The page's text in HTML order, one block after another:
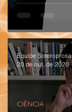
CIÊNCIA
Equipe Soteroprosa
20 de out. de 2020